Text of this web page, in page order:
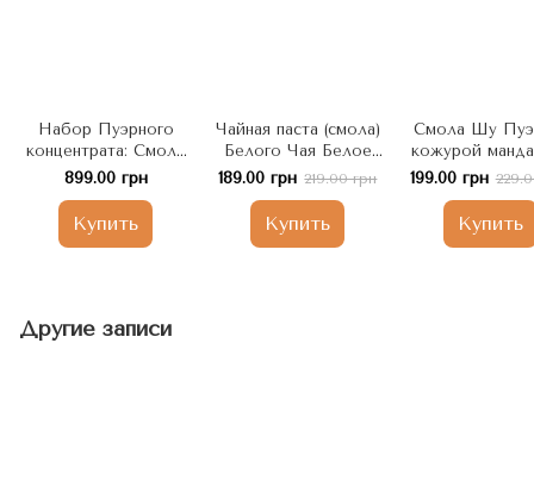
Набор Пуэрного
концентрата: Смола
Шен Пуэру
"Чайная Вселенная"
50шт в аутентичной
899.00 грн
Купить
Чайная паста (смола)
Белого Чая Белое
Лунное Сияние - Ча
10шт, Китай
189.00 грн 219.00 грн
Купить
Смола Шу
кожурой
Ча Гао Чэнь Пи
199.00 грн
Купить
Другие записи